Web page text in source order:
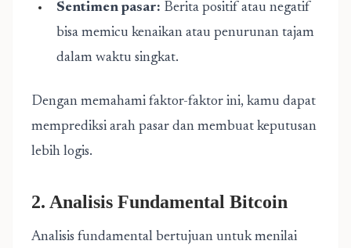
Sentimen pasar: Berita positif atau negatif
bisa memicu kenaikan atau penurunan tajam
dalam waktu singkat.
Dengan memahami faktor-faktor ini, kamu dapat
memprediksi arah pasar dan membuat keputusan
lebih logis.
2. Analisis Fundamental Bitcoin
Analisis fundamental bertujuan untuk menilai